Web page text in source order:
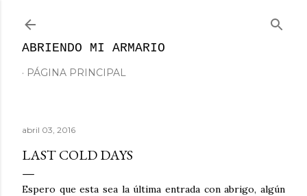
ABRIENDO MI ARMARIO
PÁGINA PRINCIPAL
abril 03, 2016
LAST COLD DAYS
Espero que esta sea la última entrada con abrigo, algún